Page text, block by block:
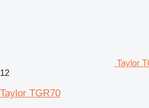
Taylor
12
Taylor TGR70